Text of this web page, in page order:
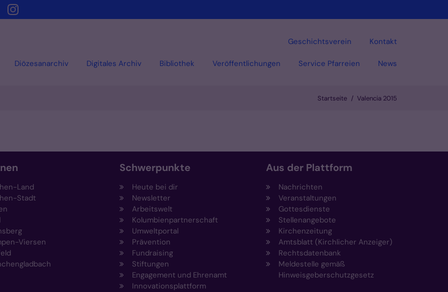
Diözesanarchiv Digitales Archiv Bibliothek Veröffentlichungen Service Pfarreien News
Geschichtsverein Kontakt
Startseite Valencia 2015
Land
Stadt
Viersen
Schwerpunkte
Heute bei dir
Newsletter
Arbeitswelt
Kolumbienpartnerschaft
Umweltportal
Prävention
Fundraising
Stiftungen
Engagement und Ehrenamt
Innovationsplattform
Aus der Plattform
Nachrichten
Veranstaltungen
Gottesdienste
Stellenangebote
Kirchenzeitung
Amtsblatt (Kirchlicher Anzeiger)
Rechtsdatenbank
Meldestelle gemäß
Hinweisgeberschutzgesetz